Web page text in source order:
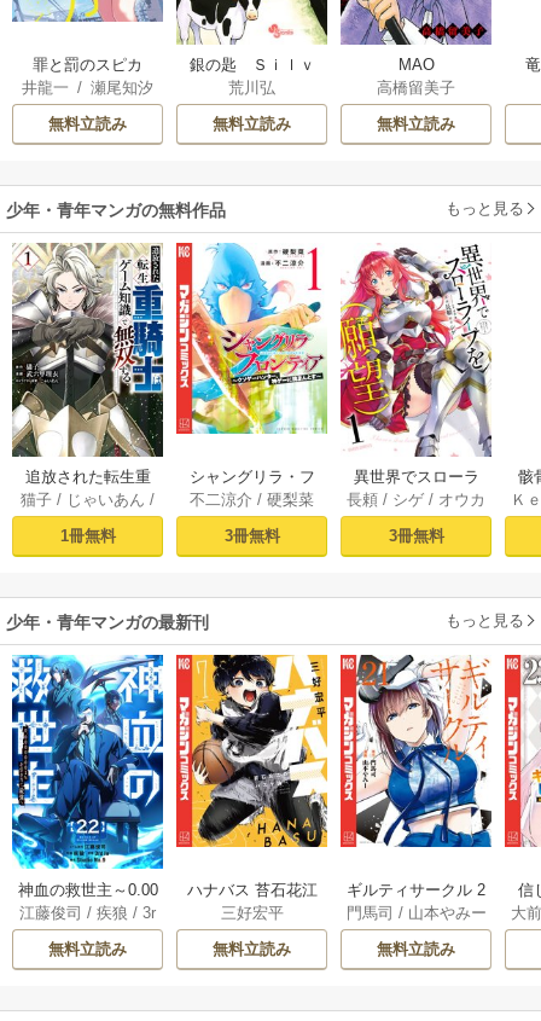
罪と罰のスピカ
井龍一 /瀬尾知汐
無料立読み
銀の匙 Ｓｉｌｖ
ｅｒ Ｓｐｏｏｎ
荒川弘
無料立読み
MAO
高橋留美子
無料立読み
少年・青年マンガの無料作品 もっと見る
追放された転生重
騎士はゲーム知識
で無双する（１）
猫子 / じゃいあん /
武六甲理衣
1冊無料
シャングリラ・フ
ロンティア（１）
～クソゲーハン
ター、神ゲーに挑
不二涼介 /硬梨菜
3冊無料
異世界でスローラ
イフを（願望） 1
長頼 / シゲ / オウカ
3冊無料
骸
異
Ｋ
少年・青年マンガの最新刊 もっと見る
神血の救世主～0.00
000001％を引き当
て最強へ～【電子
書籍特典付】 22巻
江藤俊司 /疾狼 /3r
d Ie/Studio No.9
無料立読み
ハナバス 苔石花江
のバスケ論 7巻
三好宏平
無料立読み
ギルティサークル 2
1巻
門馬司 / 山本やみー
無料立読み
信
に
の
大